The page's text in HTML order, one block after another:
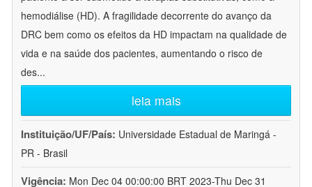
hemodiálise (HD). A fragilidade decorrente do avanço da
DRC bem como os efeitos da HD impactam na qualidade de
vida e na saúde dos pacientes, aumentando o risco de
des...
leia mais
Instituição/UF/País: Universidade Estadual de Maringá -
PR - Brasil
Vigência: Mon Dec 04 00:00:00 BRT 2023-Thu Dec 31